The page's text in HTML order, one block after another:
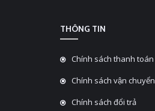
THÔNG TIN
Chính sách thanh toán
Chính sách vận chuyển
Chính sách đổi trả